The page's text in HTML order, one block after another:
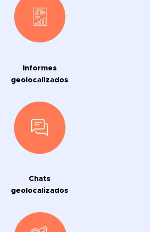
Informes
geolocalizados
Chats
geolocalizados